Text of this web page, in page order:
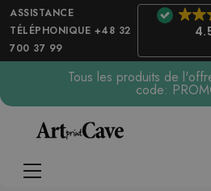
ASSISTANCE
TÉLÉPHONIQUE +48 32
700 37 99
Tous les produits de
code: